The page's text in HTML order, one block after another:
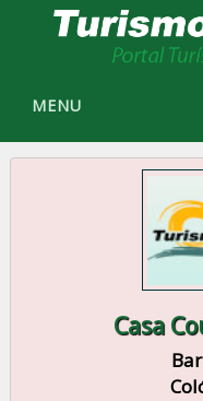
MENU
Casa